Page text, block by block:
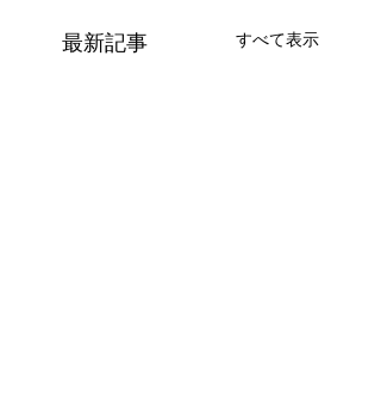
最新記事 すべて表示